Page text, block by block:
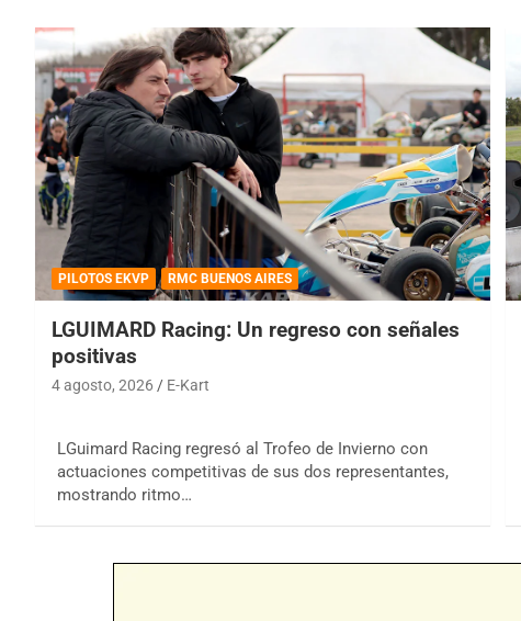
PILOTOS EKVP RMC BUENOS AIRES
LGUIMARD Racing: Un regreso con señales
positivas
4 agosto, 2026 E-Kart
LGuimard Racing regresó al Trofeo de Invierno con
actuaciones competitivas de sus dos representantes,
mostrando ritmo…